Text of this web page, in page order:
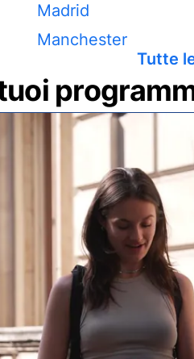
Madrid
Manchester
Tutte